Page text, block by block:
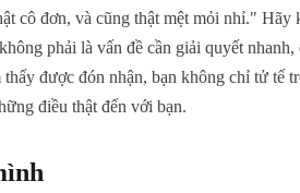
cô đơn, và cũng thật mệt mỏi nhỉ."
phải là vấn đề cần giải quyết
được đón nhận, bạn không chỉ tử tế
điều thật đến với bạn.